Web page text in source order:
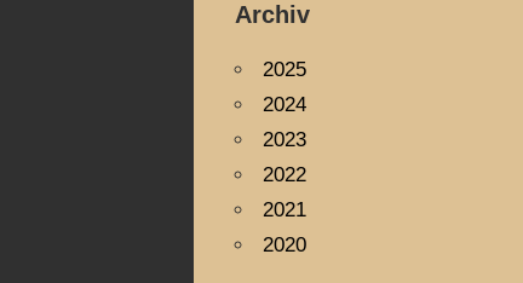
Archiv
2025
2024
2023
2022
2021
2020